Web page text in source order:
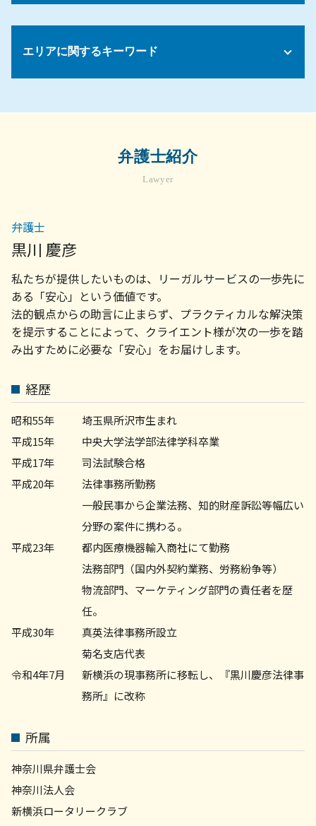
債務 継承
弁護士 コンプライアンス
残業代 未払い
会社 パワハラ 相談
遺産 相続 話し合いに応じ ない
遺産分割協議がまとまらない
配偶者 法定相続分
遺留分 時効
遺産分割協議 やり直し
遺産分割 不動産
不動産トラブル 法律相談
不動産 売買契約 解除
マンション トラブル 裁判
不動産売買 契約書
不動産 契約トラブル
顧問弁護士 契約書
債権 売掛金
法務 顧問
法人 破産 スケジュール
売掛金 未回収
弁護士 顧問契約 メリット
顧問弁護士 メリット
債権回収 会社 取立て
会社 顧問弁護士
売掛金 払っ てくれ ない
債権 消滅時効
会社 法務
債権 取り立て
エリアに関するキーワード
不動産トラブル 弁護士 相談 町田市
顧問弁護士 相談 川崎市
相続問題 弁護士 相談 川崎市
債権回収 弁護士 相談 横浜市
債権回収 菊名
顧問弁護士 相談 横浜市
相続 菊名
不動産トラブル 弁護士 相談 横浜市
顧問弁護士 相談 世田谷区
労務問題 弁護士 相談 町田市
不動産トラブル 菊名
不動産トラブル 弁護士 相談 川崎市
弁護士紹介
Lawyer
弁護士
黒川 慶彦
私たちが提供したいものは、リーガルサービスの一歩先に
ある「安心」という価値です。
法的観点からの助言に止まらず、プラクティカルな解決策
を提示することによって、クライエント様が次の一歩を踏
み出すために必要な「安心」をお届けします。
経歴
昭和55年
埼玉県所沢市生まれ
平成15年
中央大学法学部法律学科卒業
平成17年
司法試験合格
平成20年
法律事務所勤務
一般民事から企業法務、知的財産訴訟等幅広い
分野の案件に携わる。
平成23年
都内医療機器輸入商社にて勤務
法務部門（国内外契約業務、労務紛争等）
物流部門、マーケティング部門の責任者を歴
任。
平成30年
真英法律事務所設立
菊名支店代表
令和4年7月
新横浜の現事務所に移転し、『黒川慶彦法律事
務所』に改称
所属
神奈川県弁護士会
神奈川法人会
新横浜ロータリークラブ